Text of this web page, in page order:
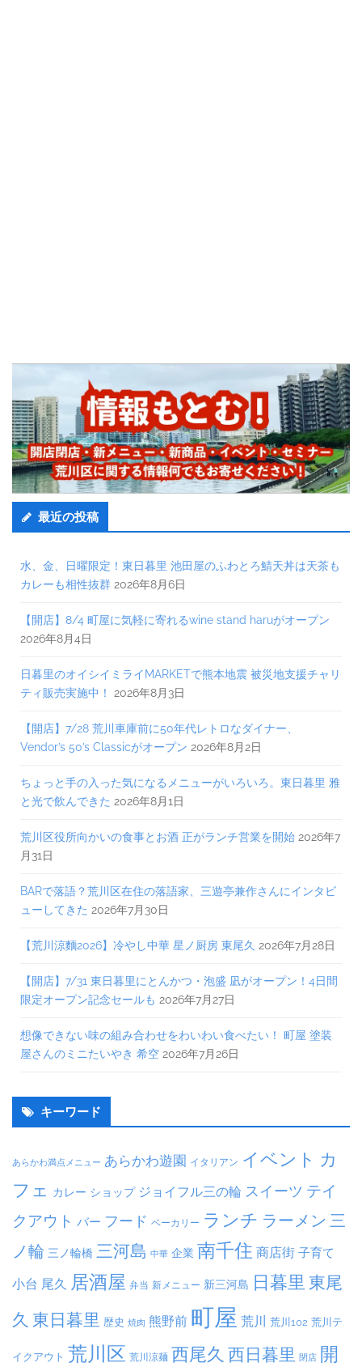
最近の投稿
水、金、日曜限定！東日暮里 池田屋のふわとろ鯖天丼は天茶も
カレーも相性抜群 2026年8月6日
【開店】8/4 町屋に気軽に寄れるwine stand haruがオープン
2026年8月4日
日暮里のオイシイミライMARKETで熊本地震 被災地支援チャリ
ティ販売実施中！
2026年8月3日
【開店】7/28 荒川車庫前に50年代レトロなダイナー、
Vendor’s 50’s Classicがオープン 2026年8月2日
ちょっと手の入った気になるメニューがいろいろ。東日暮里 雅
と光で飲んできた 2026年8月1日
荒川区役所向かいの食事とお酒 正がランチ営業を開始 2026年7
月31日
BARで落語？荒川区在住の落語家、三遊亭兼作さんにインタビ
ューしてきた 2026年7月30日
【荒川涼麵2026】冷やし中華 星ノ厨房 東尾久 2026年7月28日
【開店】7/31 東日暮里にとんかつ・泡盛 凪がオープン！4日間
限定オープン記念セールも 2026年7月27日
想像できない味の組み合わせをわいわい食べたい！ 町屋 塗装
屋さんのミニたいやき 希空 2026年7月26日
キーワード
あらかわ満点メニュー あらかわ遊園 イタリアン イベント カ
フェ カレー ショップ ジョイフル三の輪 スイーツ テイ
クアウト バー フード ベーカリー ランチ ラーメン 三
ノ輪 三ノ輪橋 三河島 中華 企業 南千住 商店街 子育て
小台 尾久 居酒屋 弁当 新メニュー 新三河島 日暮里 東尾
久 東日暮里 歴史 焼肉 熊野前 町屋 荒川 荒川102 荒川テ
イクアウト 荒川区 荒川涼麺 西尾久 西日暮里 閉店 開